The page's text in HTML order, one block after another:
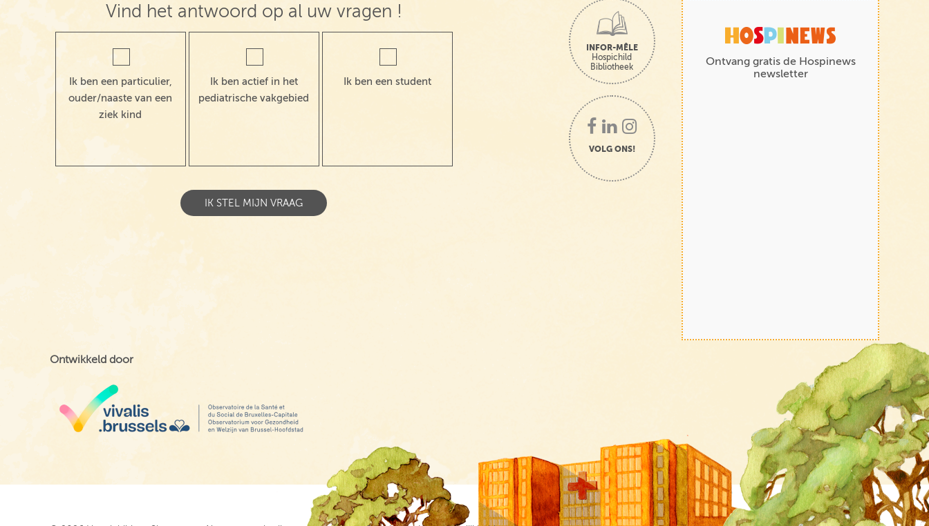
Vind het antwoord op al uw vragen !
Ik ben een particulier,
ouder/naaste van een
ziek kind
Ik ben actief in het
pediatrische vakgebied
Ik ben een student
INFOR-MÊLE
Hospichild
Bibliotheek
VOLG ONS!
Ontvang gratis de Hospinews
newsletter
Ontwikkeld door